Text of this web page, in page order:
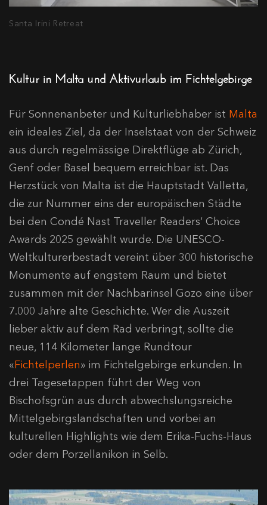
Santa Irini Retreat
Kultur in Malta und Aktivurlaub im Fichtelgebirge
Für Sonnenanbeter und Kulturliebhaber ist Malta
ein ideales Ziel, da der Inselstaat von der Schweiz
aus durch regelmässige Direktflüge ab Zürich,
Genf oder Basel bequem erreichbar ist. Das
Herzstück von Malta ist die Hauptstadt Valletta,
die zur Nummer eins der europäischen Städte
bei den Condé Nast Traveller Readers‘ Choice
Awards 2025 gewählt wurde. Die UNESCO-
Weltkulturerbestadt vereint über 300 historische
Monumente auf engstem Raum und bietet
zusammen mit der Nachbarinsel Gozo eine über
7.000 Jahre alte Geschichte. Wer die Auszeit
lieber aktiv auf dem Rad verbringt, sollte die
neue, 114 Kilometer lange Rundtour
«Fichtelperlen» im Fichtelgebirge erkunden. In
drei Tagesetappen führt der Weg von
Bischofsgrün aus durch abwechslungsreiche
Mittelgebirgslandschaften und vorbei an
kulturellen Highlights wie dem Erika-Fuchs-Haus
oder dem Porzellanikon in Selb.